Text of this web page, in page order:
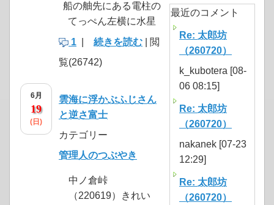
船の舳先にある電柱の
てっぺん左横に水星
1
続きを読む | 閲
覧(26742)
6月
19
(日)
雲海に浮かぶふじさん
と逆さ富士
カテゴリー
管理人のつぶやき
中ノ倉峠
（220619）きれい
最近のコメント
Re: 太郎坊
（260720）
k_kubotera [08-
06 08:15]
Re: 太郎坊
（260720）
nakanek [07-23
12:29]
Re: 太郎坊
（260720）